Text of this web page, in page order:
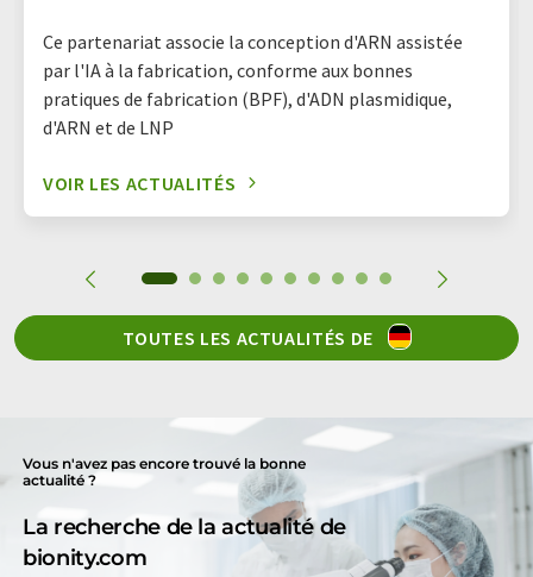
Ce partenariat associe la conception d'ARN assistée
par l'IA à la fabrication, conforme aux bonnes
pratiques de fabrication (BPF), d'ADN plasmidique,
d'ARN et de LNP
VOIR LES ACTUALITÉS
TOUTES LES ACTUALITÉS DE
Vous n'avez pas encore trouvé la bonne
actualité ?
La recherche de la actualité de
bionity.com